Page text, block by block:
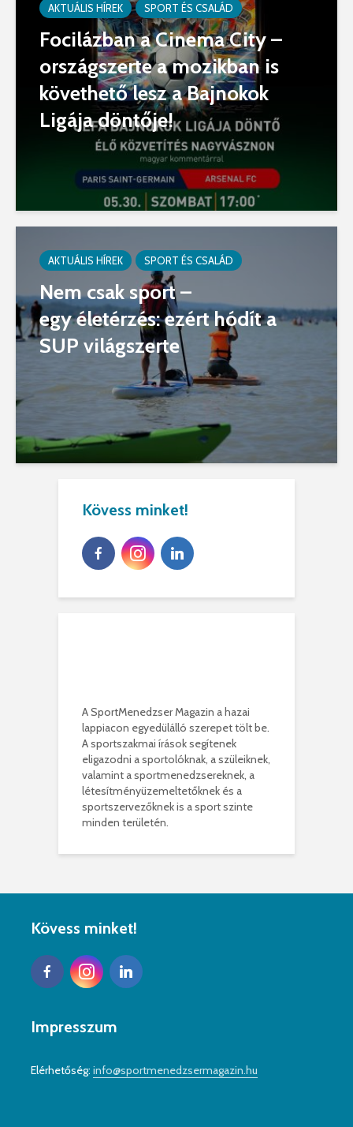
AKTUÁLIS HÍREK SPORT ÉS CSALÁD
Focilázban a Cinema City –
országszerte a mozikban is
követhető lesz a Bajnokok
Ligája döntője!
AKTUÁLIS HÍREK SPORT ÉS CSALÁD
Nem csak sport –
egy életérzés: ezért hódít a
SUP világszerte
Kövess minket!
A SportMenedzser Magazin a hazai
lappiacon egyedülálló szerepet tölt be.
A sportszakmai írások segítenek
eligazodni a sportolóknak, a szüleiknek,
valamint a sportmenedzsereknek, a
létesítményüzemeltetőknek és a
sportszervezőknek is a sport szinte
minden területén.
Kövess minket!
Impresszum
Elérhetőség: info@sportmenedzsermagazin.hu